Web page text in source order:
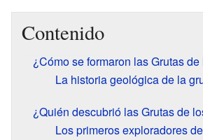
Contenido
¿Cómo se formaron las Grutas
La historia geológica de la
¿Quién descubrió las Grutas de
Los primeros exploradores